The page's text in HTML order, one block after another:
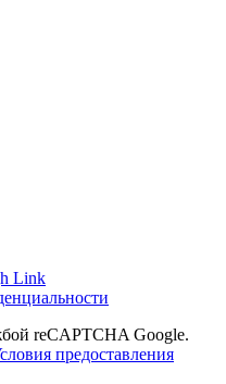
Link
reCAPTCHA Google.
предоставления